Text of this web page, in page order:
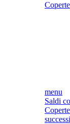
Coperte
menu
Saldi